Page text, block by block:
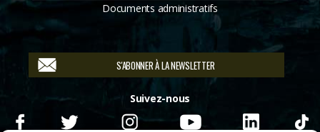
Documents administratifs
S'ABONNER À LA NEWSLETTER
Suivez-nous